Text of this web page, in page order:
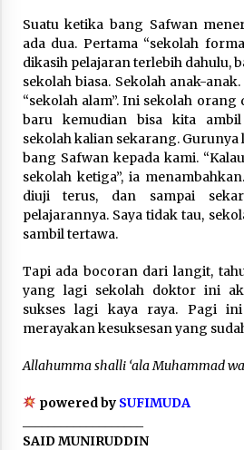
Eksistensi Iran
Aliansi Yahudi dan
Nubuwwat
5 months ago
Suatu ketika bang Safwan
ada dua. Pertama “sekolah
dikasih pelajaran terlebih dahulu,
sekolah biasa. Sekolah anak-
“sekolah alam”. Ini sekolah orang
baru kemudian bisa kita ambil
sekolah kalian sekarang. Gurunya
bang Safwan kepada kami.
sekolah ketiga”, ia
diuji terus, dan sampai
pelajarannya. Saya tidak tau,
sambil tertawa.
Tapi ada bocoran dari langit,
yang lagi sekolah doktor ini
sukses lagi kaya raya. Pagi
merayakan kesuksesan yang
Allahumma shalli ‘ala Muhammad
powered by SUFIMUDA
SAID MUNIRUDDIN